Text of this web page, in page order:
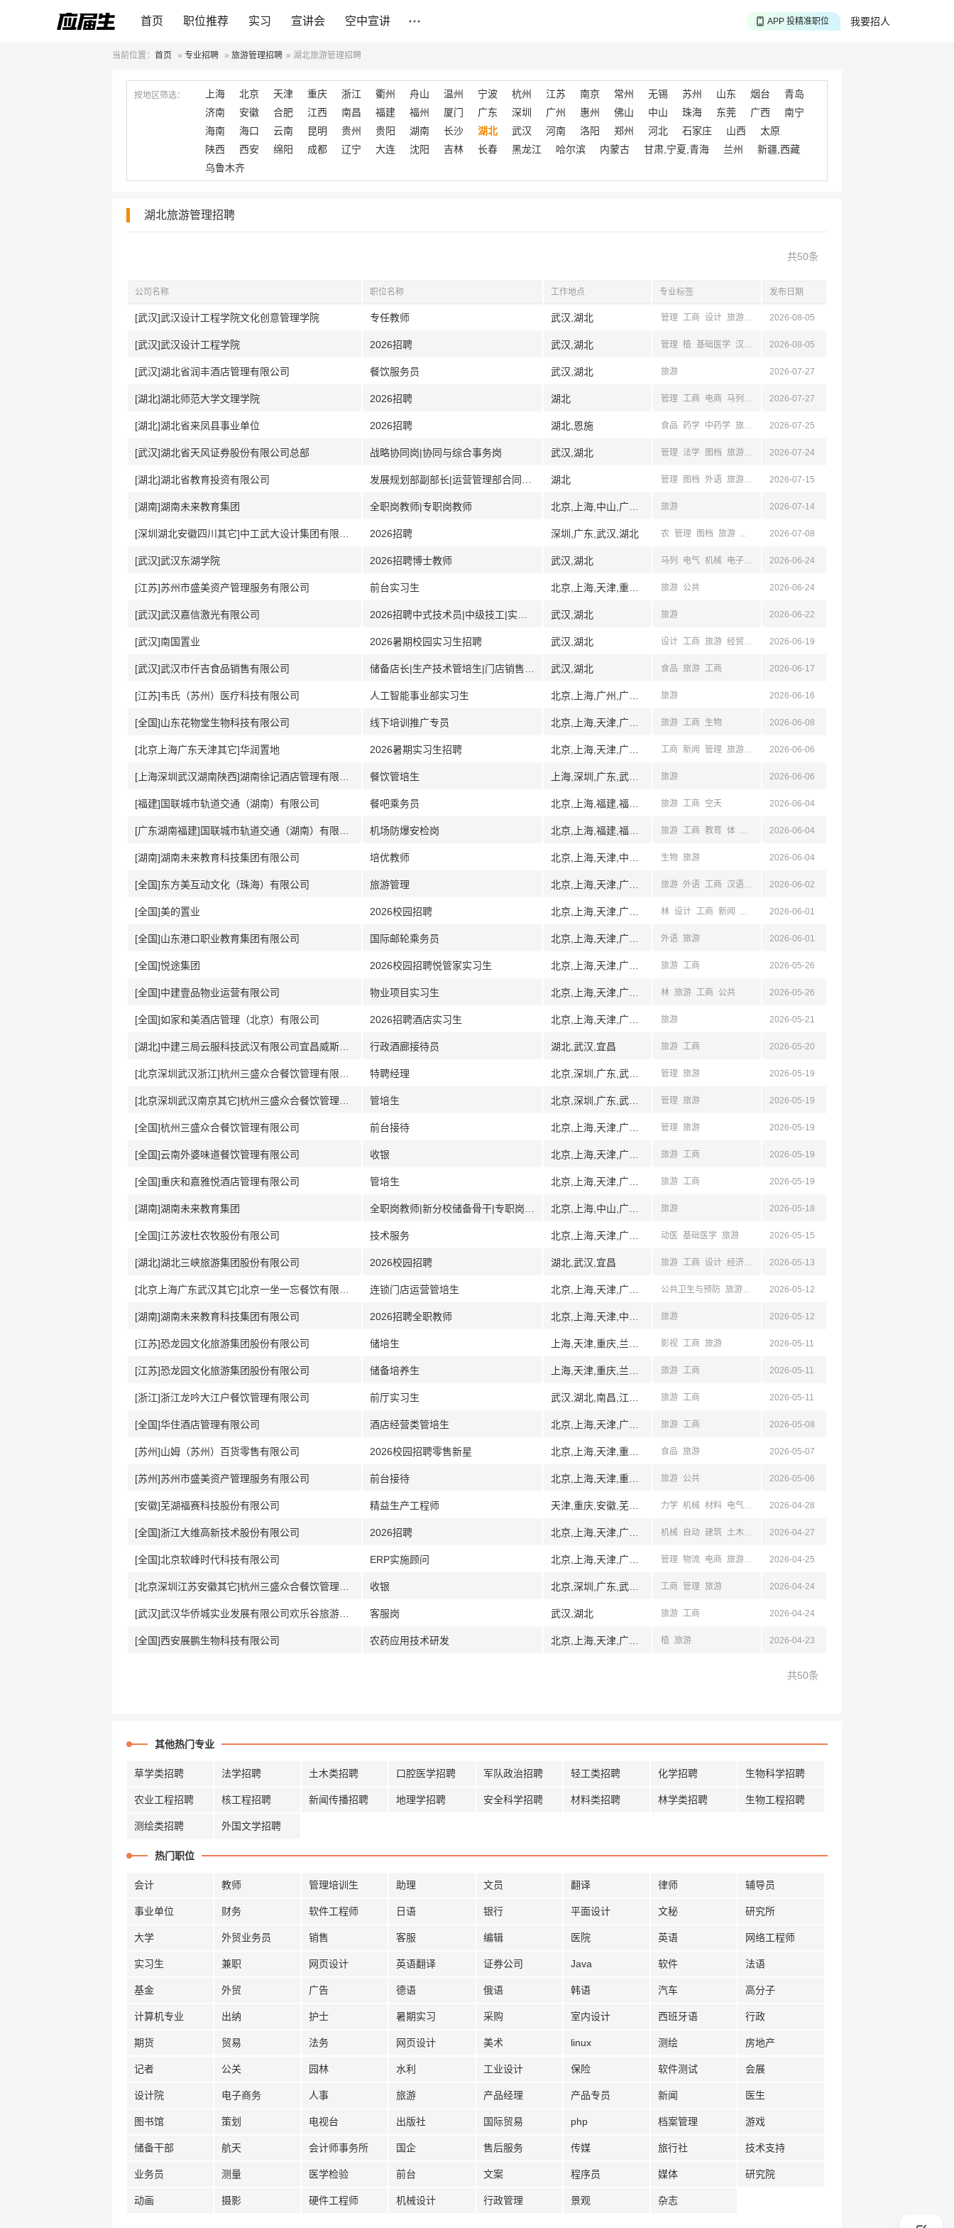
首页 职位推荐 实习 宣讲会 空中宣讲 我要招人
APP 投精准职位
当前位置： 首页 » 专业招聘 » 旅游管理招聘 » 湖北旅游管理招聘
按地区筛选： 上海 北京 天津 重庆 浙江 衢州 舟山 温州 宁波 杭州 江苏 南京 常州 无锡 苏州 山东 烟台
青岛
济南
安徽 合肥 江西 南昌 福建 福州 厦门 广东 深圳 广州 惠州 佛山 中山 珠海 东莞 广西
南宁
海南
海口 云南 昆明 贵州 贵阳 湖南 长沙 湖北 武汉 河南 洛阳 郑州 河北 石家庄 山西
太原
陕西
西安 绵阳 成都 辽宁 大连 沈阳 吉林 长春 黑龙江 哈尔滨 内蒙古 甘肃,宁夏,青海 兰州
新疆,西藏
乌鲁木齐
湖北旅游管理招聘
共50条
公司名称 职位名称 工作地点 专业标签 发布日期
[武汉]武汉设计工程学院文化创意管理学院 专任教师 武汉,湖北 管理 工商 设计 旅游 物流 电商 计算机
2026-08-05
[武汉]武汉设计工程学院 2026招聘 武汉,湖北 管理 植 基础医学 汉语 经济 法学 教育
2026-08-05
[武汉]湖北省润丰酒店管理有限公司 餐饮服务员 武汉,湖北 旅游 2026-07-27
[湖北]湖北师范大学文理学院 2026招聘 湖北 管理 工商 电商 马列 汉语 历史 电气
2026-07-27
[湖北]湖北省来凤县事业单位 2026招聘 湖北,恩施 食品 药学 中药学 旅游 工商 土木 经济
2026-07-25
[武汉]湖北省天风证券股份有限公司总部 战略协同岗|协同与综合事务岗 武汉,湖北 管理 法学 图档 旅游 工商 经济 金融
2026-07-24
[湖北]湖北省教育投资有限公司 湖北 管理 图档 外语 旅游 工商 教育 新闻
2026-07-15
[湖南]湖南未来教育集团 全职岗教师|专职岗教师 旅游 2026-07-14
2026招聘 深圳,广东,武汉,湖北 农 管理 图档 旅游 工商 建筑 土木
2026-07-08
[武汉]武汉东湖学院 2026招聘博士教师 武汉,湖北 马列 电气 机械 电子 计算机 管理 生工
2026-06-24
[江苏]苏州市盛美资产管理服务有限公司 前台实习生 旅游 公共 2026-06-24
[武汉]武汉嘉信激光有限公司 武汉,湖北 旅游 2026-06-22
[武汉]南国置业 2026暑期校园实习生招聘 武汉,湖北 设计 工商 旅游 经贸 新闻 机械 电气
2026-06-19
[武汉]武汉市仟吉食品销售有限公司 武汉,湖北 食品 旅游 工商 2026-06-17
[江苏]韦氏（苏州）医疗科技有限公司 人工智能事业部实习生 旅游 2026-06-16
[全国]山东花物堂生物科技有限公司 线下培训推广专员 旅游 工商 生物 2026-06-08
[北京上海广东天津其它]华润置地 2026暑期实习生招聘 工商 新闻 管理 旅游 心理 经济 金融
2026-06-06
餐饮管培生 旅游 2026-06-06
[福建]国联城市轨道交通（湖南）有限公司 餐吧乘务员 旅游 工商 空天 2026-06-04
机场防爆安检岗 旅游 工商 教育 体 空天 2026-06-04
[湖南]湖南未来教育科技集团有限公司 培优教师 生物 旅游 2026-06-04
[全国]东方美互动文化（珠海）有限公司 旅游管理 旅游 外语 工商 汉语 经贸 2026-06-02
[全国]美的置业 2026校园招聘 林 设计 工商 新闻 旅游 环境 自动 建筑
2026-06-01
[全国]山东港口职业教育集团有限公司 国际邮轮乘务员 外语 旅游 2026-06-01
[全国]悦途集团 2026校园招聘悦管家实习生 旅游 工商 2026-05-26
[全国]中建壹品物业运营有限公司 物业项目实习生 林 旅游 工商 公共 2026-05-26
[全国]如家和美酒店管理（北京）有限公司 2026招聘酒店实习生 旅游 2026-05-21
行政酒廊接待员 湖北,武汉,宜昌 旅游 工商 2026-05-20
特聘经理 管理 旅游 2026-05-19
管培生 管理 旅游 2026-05-19
[全国]杭州三盛众合餐饮管理有限公司 前台接待 管理 旅游 2026-05-19
[全国]云南外婆味道餐饮管理有限公司 收银 旅游 工商 2026-05-19
[全国]重庆和嘉雅悦酒店管理有限公司 管培生 旅游 工商 2026-05-19
[湖南]湖南未来教育集团 旅游 2026-05-18
[全国]江苏波杜农牧股份有限公司 技术服务 动医 基础医学 旅游 2026-05-15
[湖北]湖北三峡旅游集团股份有限公司 2026校园招聘 湖北,武汉,宜昌 旅游 工商 设计 经济 汉语 新闻 法学
2026-05-13
连锁门店运营管培生 公共卫生与预防 旅游 工商 经贸
2026-05-12
[湖南]湖南未来教育科技集团有限公司 2026招聘全职教师 旅游 2026-05-12
[江苏]恐龙园文化旅游集团股份有限公司 储培生 影视 工商 旅游 2026-05-11
[江苏]恐龙园文化旅游集团股份有限公司 储备培养生 旅游 工商 2026-05-11
[浙江]浙江龙吟大江户餐饮管理有限公司 前厅实习生 旅游 工商 2026-05-11
[全国]华住酒店管理有限公司 酒店经营类管培生 旅游 工商 2026-05-08
[苏州]山姆（苏州）百货零售有限公司 2026校园招聘零售新星 食品 旅游 2026-05-07
[苏州]苏州市盛美资产管理服务有限公司 前台接待 旅游 公共 2026-05-06
[安徽]芜湖福赛科技股份有限公司 精益生产工程师 力学 机械 材料 电气 外语 设计 工业
2026-04-28
[全国]浙江大维高新技术股份有限公司 2026招聘 机械 自动 建筑 土木 电气 电子 环境
2026-04-27
[全国]北京软峰时代科技有限公司 ERP实施顾问 管理 物流 电商 旅游 工商 2026-04-25
收银 工商 管理 旅游 2026-04-24
客服岗 武汉,湖北 旅游 工商 2026-04-24
[全国]西安展鹏生物科技有限公司 农药应用技术研发 植 旅游 2026-04-23
共50条
其他热门专业
草学类招聘 法学招聘 土木类招聘 口腔医学招聘 军队政治招聘 轻工类招聘 化学招聘 生物科学招聘
农业工程招聘 核工程招聘 新闻传播招聘 地理学招聘 安全科学招聘 材料类招聘 林学类招聘 生物工程招聘
测绘类招聘 外国文学招聘
热门职位
会计 教师 管理培训生 助理 文员 翻译 律师 辅导员
事业单位 财务 软件工程师 日语 银行 平面设计 文秘 研究所
大学 外贸业务员 销售 客服 编辑 医院 英语 网络工程师
实习生 兼职 网页设计 英语翻译 证券公司 Java 软件 法语
基金 外贸 广告 德语 俄语 韩语 汽车 高分子
计算机专业 出纳 护士 暑期实习 采购 室内设计 西班牙语 行政
期货 贸易 法务 网页设计 美术 linux 测绘 房地产
记者 公关 园林 水利 工业设计 保险 软件测试 会展
设计院 电子商务 人事 旅游 产品经理 产品专员 新闻 医生
图书馆 策划 电视台 出版社 国际贸易 php 档案管理 游戏
储备干部 航天 会计师事务所 国企 售后服务 传媒 旅行社 技术支持
业务员 测量 医学检验 前台 文案 程序员 媒体 研究院
动画 摄影 硬件工程师 机械设计 行政管理 景观 杂志